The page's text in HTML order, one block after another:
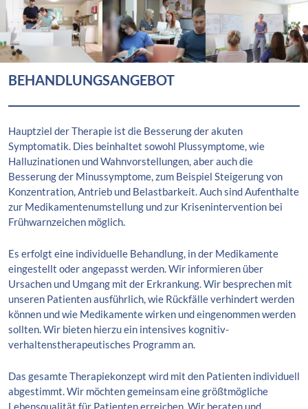
BEHANDLUNGSANGEBOT
Hauptziel der Therapie ist die Besserung der akuten
Symptomatik. Dies beinhaltet sowohl Plussymptome, wie
Halluzinationen und Wahnvorstellungen, aber auch die
Besserung der Minussymptome, zum Beispiel Steigerung von
Konzentration, Antrieb und Belastbarkeit. Auch sind Aufenthalte
zur Medikamentenumstellung und zur Krisenintervention bei
Frühwarnzeichen möglich.
Es erfolgt eine individuelle Behandlung, in der Medikamente
eingestellt oder angepasst werden. Wir informieren über
Ursachen und Umgang mit der Erkrankung. Wir besprechen mit
unseren Patienten ausführlich, wie Rückfälle verhindert werden
können und wie Medikamente wirken und eingenommen werden
sollten. Wir bieten hierzu ein intensives kognitiv-
verhaltenstherapeutisches Programm an.
Das gesamte Therapiekonzept wird mit den Patienten individuell
abgestimmt. Wir möchten gemeinsam eine größtmögliche
Lebensqualität für Patienten erreichen. Wir beraten und